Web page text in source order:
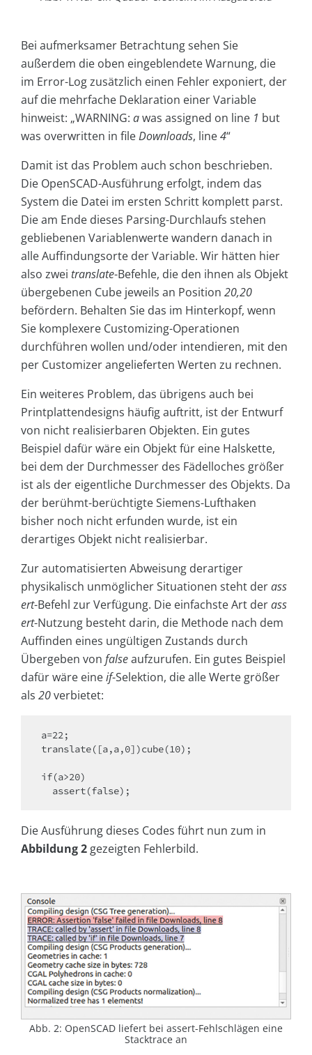
Bei aufmerksamer Betrachtung sehen Sie
außerdem die oben eingeblendete Warnung, die
im Error-Log zusätzlich einen Fehler exponiert, der
auf die mehrfache Deklaration einer Variable
hinweist: „WARNING: awas assigned on line 1 but
was overwritten in fileDownloads, line4“
Damit ist das Problem auch schon beschrieben.
Die OpenSCAD-Ausführung erfolgt, indem das
System die Datei im ersten Schritt komplett parst.
Die am Ende dieses Parsing-Durchlaufs stehen
gebliebenen Variablenwerte wandern danach in
alle Auffindungsorte der Variable. Wir hätten hier
also zwei translate-Befehle, die den ihnen als Objekt
übergebenen Cube jeweils an Position 20,20
befördern. Behalten Sie das im Hinterkopf, wenn
Sie komplexere Customizing-Operationen
durchführen wollen und/oder intendieren, mit den
per Customizer angelieferten Werten zu rechnen.
Ein weiteres Problem, das übrigens auch bei
Printplattendesigns häufig auftritt, ist der Entwurf
von nicht realisierbaren Objekten. Ein gutes
Beispiel dafür wäre ein Objekt für eine Halskette,
bei dem der Durchmesser des Fädelloches größer
ist als der eigentliche Durchmesser des Objekts. Da
der berühmt-berüchtigte Siemens-Lufthaken
bisher noch nicht erfunden wurde, ist ein
derartiges Objekt nicht realisierbar.
Zur automatisierten Abweisung derartiger
physikalisch unmöglicher Situationen steht derass
ert-Befehl zur Verfügung. Die einfachste Art derass
ert-Nutzung besteht darin, die Methode nach dem
Auffinden eines ungültigen Zustands durch
Übergeben von falseaufzurufen. Ein gutes Beispiel
dafür wäre eineif-Selektion, die alle Werte größer
als 20verbietet:
a=22;
translate([a,a,0])cube(10);
if(a>20)
  assert(false);
Die Ausführung dieses Codes führt nun zum in
Abbildung 2 gezeigten Fehlerbild.
Abb. 2: OpenSCAD liefert bei assert-Fehlschlägen eine
Stacktrace an